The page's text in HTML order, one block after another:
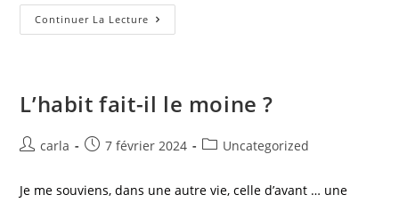
Continuer La Lecture
L’habit fait-il le moine ?
carla 7 février 2024 Uncategorized
Je me souviens, dans une autre vie, celle d’avant … une